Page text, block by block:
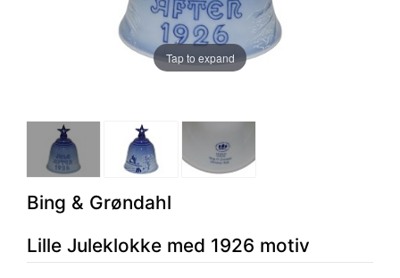
Tap to expand
Bing & Grøndahl
Lille Juleklokke med 1926 motiv